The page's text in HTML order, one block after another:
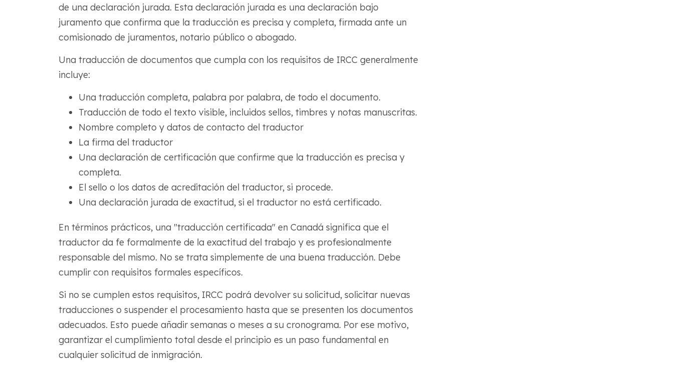
de una declaración jurada. Esta declaración jurada es una declaración bajo
juramento que confirma que la traducción es precisa y completa, firmada ante un
comisionado de juramentos, notario público o abogado.
Una traducción de documentos que cumpla con los requisitos de IRCC generalmente
incluye:
Una traducción completa, palabra por palabra, de todo el documento.
Traducción de todo el texto visible, incluidos sellos, timbres y notas manuscritas.
Nombre completo y datos de contacto del traductor
La firma del traductor
Una declaración de certificación que confirme que la traducción es precisa y
completa.
El sello o los datos de acreditación del traductor, si procede.
Una declaración jurada de exactitud, si el traductor no está certificado.
En términos prácticos, una "traducción certificada" en Canadá significa que el
traductor da fe formalmente de la exactitud del trabajo y es profesionalmente
responsable del mismo. No se trata simplemente de una buena traducción. Debe
cumplir con requisitos formales específicos.
Si no se cumplen estos requisitos, IRCC podrá devolver su solicitud, solicitar nuevas
traducciones o suspender el procesamiento hasta que se presenten los documentos
adecuados. Esto puede añadir semanas o meses a su cronograma. Por ese motivo,
garantizar el cumplimiento total desde el principio es un paso fundamental en
cualquier solicitud de inmigración.